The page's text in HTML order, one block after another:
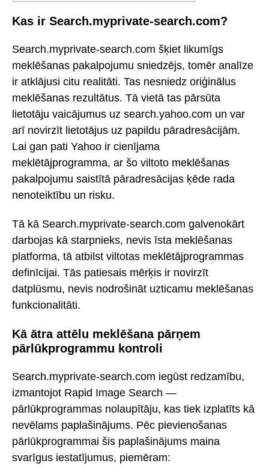
Kas ir Search.myprivate-search.com?
Search.myprivate-search.com šķiet likumīgs
meklēšanas pakalpojumu sniedzējs, tomēr analīze
ir atklājusi citu realitāti. Tas nesniedz oriģinālus
meklēšanas rezultātus. Tā vietā tas pārsūta
lietotāju vaicājumus uz search.yahoo.com un var
arī novirzīt lietotājus uz papildu pāradresācijām.
Lai gan pati Yahoo ir cienījama
meklētājprogramma, ar šo viltoto meklēšanas
pakalpojumu saistītā pāradresācijas ķēde rada
nenoteiktību un risku.
Tā kā Search.myprivate-search.com galvenokārt
darbojas kā starpnieks, nevis īsta meklēšanas
platforma, tā atbilst viltotas meklētājprogrammas
definīcijai. Tās patiesais mērķis ir novirzīt
datplūsmu, nevis nodrošināt uzticamu meklēšanas
funkcionalitāti.
Kā ātra attēlu meklēšana pārņem
pārlūkprogrammu kontroli
Search.myprivate-search.com iegūst redzamību,
izmantojot Rapid Image Search —
pārlūkprogrammas nolaupītāju, kas tiek izplatīts kā
nevēlams paplašinājums. Pēc pievienošanas
pārlūkprogrammai šis paplašinājums maina
svarīgus iestatījumus, piemēram: